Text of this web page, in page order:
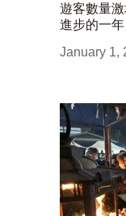
遊客數量
進步的一年
January 1,